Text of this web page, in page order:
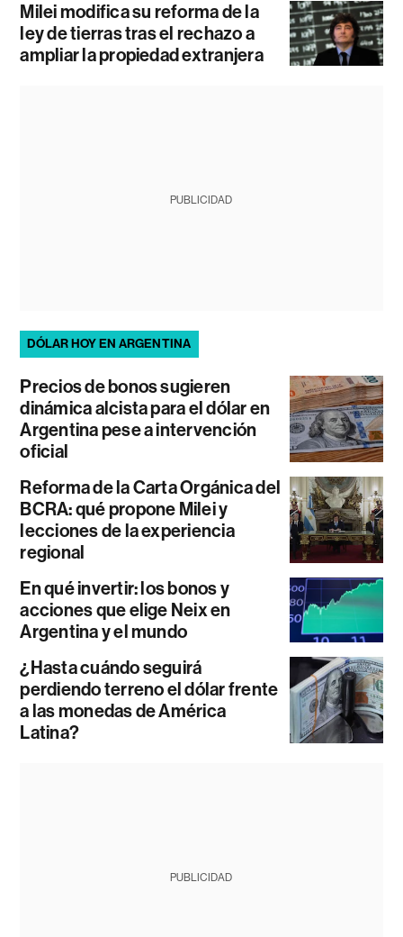
Milei modifica su reforma de la
ley de tierras tras el rechazo a
ampliar la propiedad extranjera
PUBLICIDAD
DÓLAR HOY EN ARGENTINA
Precios de bonos sugieren
dinámica alcista para el dólar en
Argentina pese a intervención
oficial
Reforma de la Carta Orgánica del
BCRA: qué propone Milei y
lecciones de la experiencia
regional
En qué invertir: los bonos y
acciones que elige Neix en
Argentina y el mundo
¿Hasta cuándo seguirá
perdiendo terreno el dólar frente
a las monedas de América
Latina?
PUBLICIDAD